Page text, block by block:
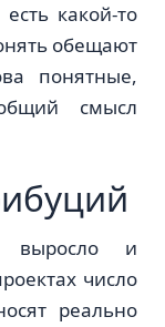
какой-то
обещают
понятные,
смысл
выросло и
число
реально